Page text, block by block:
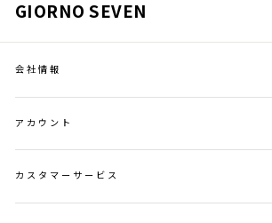
GIORNO SEVEN
会社情報
アカウント
カスタマーサービス